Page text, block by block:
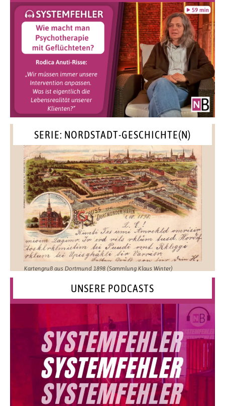
SERIE: NORDSTADT-GESCHICHTE(N)
Kartengruß aus Dortmund 1898 (Sammlung Klaus Winter)
UNSERE PODCASTS